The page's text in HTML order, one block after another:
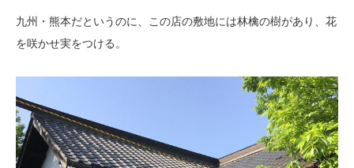
九州・熊本だというのに、この店の敷地には林檎の樹があり、花
を咲かせ実をつける。